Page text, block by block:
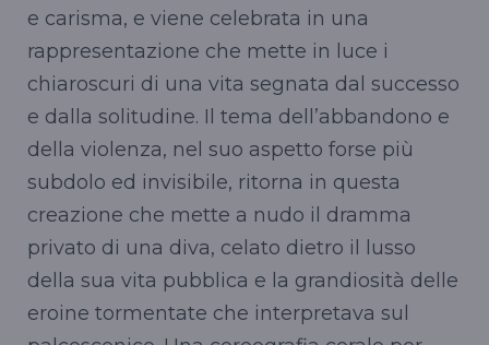
e carisma, e viene celebrata in una
rappresentazione che mette in luce i
chiaroscuri di una vita segnata dal successo
e dalla solitudine. Il tema dell’abbandono e
della violenza, nel suo aspetto forse più
subdolo ed invisibile, ritorna in questa
creazione che mette a nudo il dramma
privato di una diva, celato dietro il lusso
della sua vita pubblica e la grandiosità delle
eroine tormentate che interpretava sul